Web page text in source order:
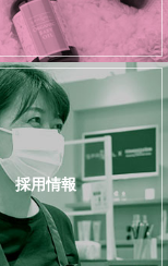
採用情報